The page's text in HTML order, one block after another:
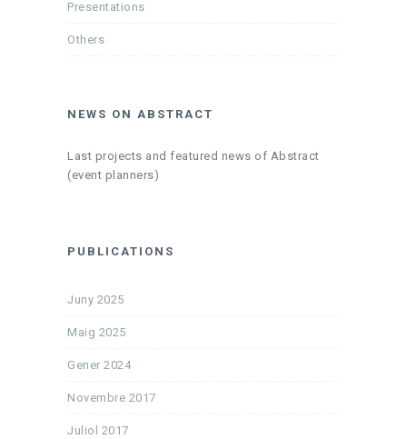
Presentations
Others
NEWS ON ABSTRACT
Last projects and featured news of Abstract
(event planners)
PUBLICATIONS
Juny 2025
Maig 2025
Gener 2024
Novembre 2017
Juliol 2017